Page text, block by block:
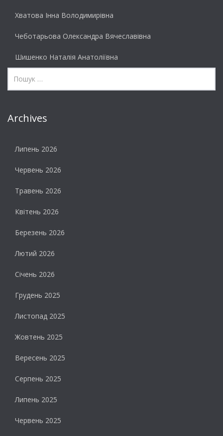
Хватова Інна Володимирівна
Чеботарьова Олександра Вячеславівна
Шишенко Наталія Анатоліївна
Archives
Липень 2026
Червень 2026
Травень 2026
Квітень 2026
Березень 2026
Лютий 2026
Січень 2026
Грудень 2025
Листопад 2025
Жовтень 2025
Вересень 2025
Серпень 2025
Липень 2025
Червень 2025